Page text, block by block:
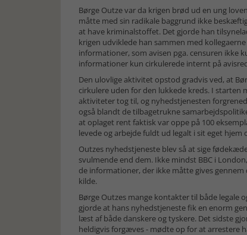
Børge Outze var da krigen brød ud en ung
måtte med sin radikale baggrund ikke
at have kriminalstoffet. Det gjorde han
krigen udviklede han sammen med
informationer, som avisen pga. censuren ikke
informationer kun cirkulerede internt på
Den ulovlige aktivitet opstod gradvis ved, at
cirkulere uden for den lukkede kreds. I starten
aktiviteter tog til, og nyhedstjenesten
også blandt de tilbagetrukne
at oplaget rent faktisk var oppe på 100
levede og arbejde fuldt ud legalt i sit eget hjem
Outzes nyhedstjeneste blev så at sige
svulmende end dem. Ikke mindst BBC i
de informationer, der ikke måtte gives
kilde.
Børge Outzes mange kontakter til både legale
gjorde at hans nyhedstjeneste fik en enorm
læst af både danskere og tyskere. Det sidste
heldigvis forgæves - mødte op for at arrestere